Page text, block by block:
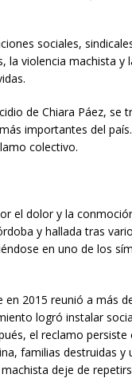
sociales,
violencia machista y
de Chiara Páez,
importantes del
colectivo.
el dolor y la
y hallada tras
en uno de los
en 2015 reunió a más
logró instalar
el reclamo
familias destruidas
deje de